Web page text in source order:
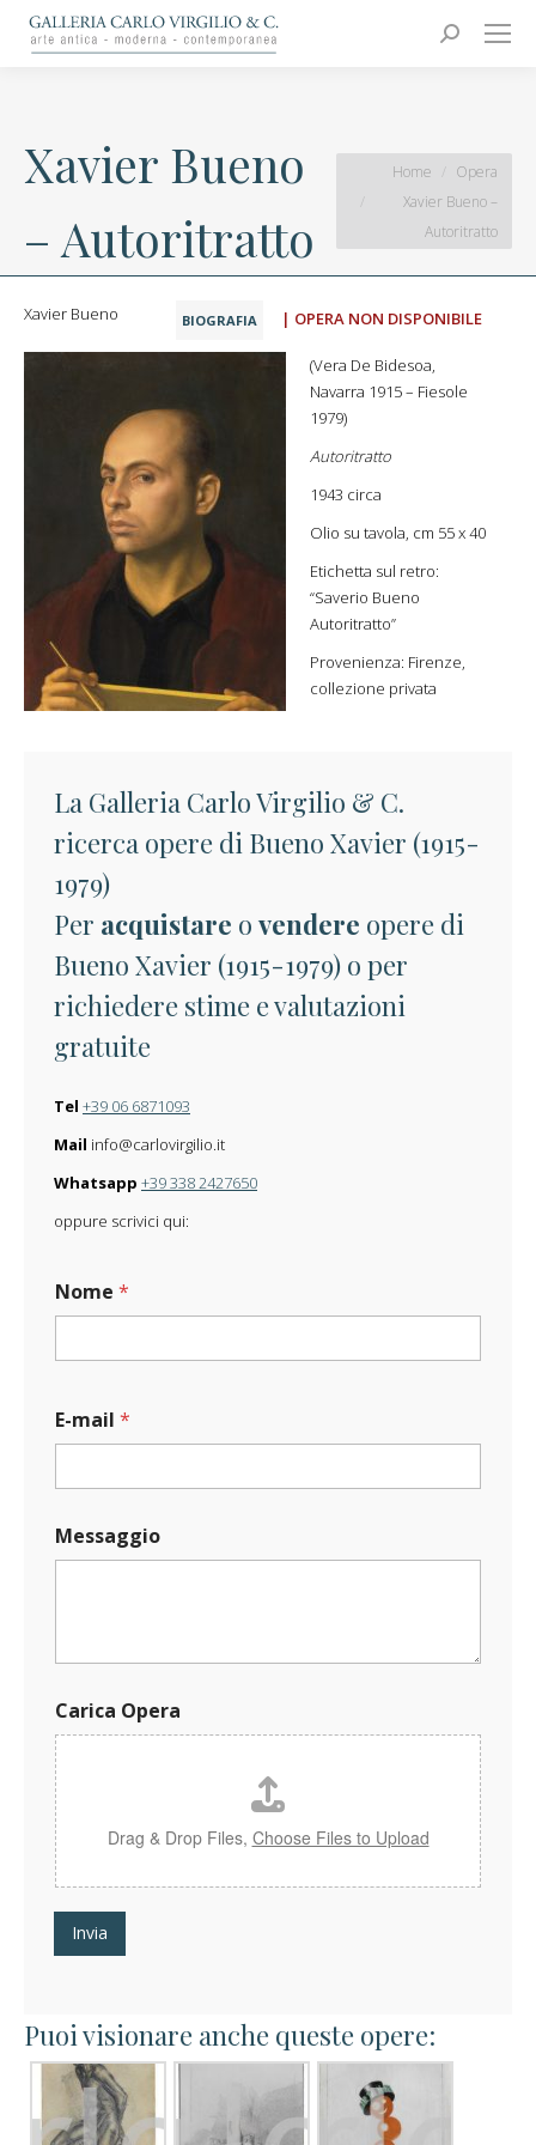
Search:
Carlo Virgilio & C.
Arte moderna e contemporanea
Xavier Bueno
– Autoritratto
You are here:
Home
Opera
Xavier Bueno –
Autoritratto
BIOGRAFIA | OPERA NON DISPONIBILE
Xavier Bueno
(Vera De Bidesoa,
Navarra 1915 – Fiesole
1979)
Autoritratto
1943 circa
Olio su tavola, cm 55 x 40
Etichetta sul retro:
“Saverio Bueno
Autoritratto”
Provenienza: Firenze,
collezione privata
La Galleria Carlo Virgilio & C.
ricerca opere di Bueno Xavier (1915-
1979)
Per acquistare o vendere opere di
Bueno Xavier (1915-1979) o per
richiedere stime e valutazioni
gratuite
Tel +39 06 6871093
Mail info@carlovirgilio.it
Whatsapp +39 338 2427650
oppure scrivici qui:
Nome *
E-mail *
a
r
s
s
a
g
g
i
o
O
p
a
Messaggio
Carica Opera
Drag & Drop Files, Choose Files to Upload
Invia
Puoi visionare anche queste opere: